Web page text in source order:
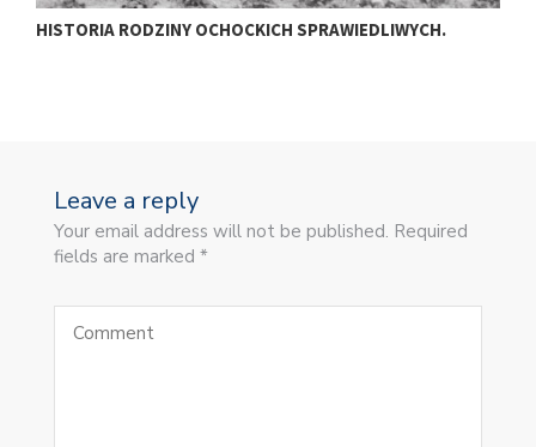
HISTORIA RODZINY OCHOCKICH SPRAWIEDLIWYCH.
Leave a reply
Your email address will not be published. Required
fields are marked *